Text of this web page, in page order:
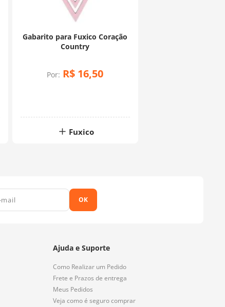
Gabarito para Fuxico Coração
Country
Por: R$ 16,50
Fuxico
OK
Ajuda e Suporte
Como Realizar um Pedido
Frete e Prazos de entrega
Meus Pedidos
Veja como é seguro comprar